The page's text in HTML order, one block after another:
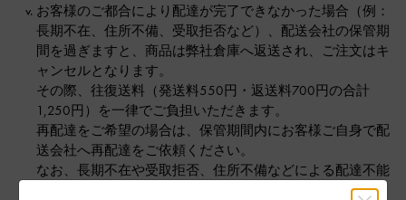
お客様のご都合により配達が完了できなかった場合（例：
長期不在、住所不備、受取拒否など）、配送会社の保管期
間を過ぎますと、商品は弊社倉庫へ返送され、ご注文はキ
ャンセルとなります。
その際、往復送料（発送料550円・返送料700円の合計
1,250円）を一律でご負担いただきます。
再配達をご希望の場合は、保管期間内にお客様ご自身で配
送会社へ再配達をご依頼ください。
なお、長期不在や受取拒否、住所不備などによる配達不能
が累計2回以上となった場合、今後のお取引をお断りする